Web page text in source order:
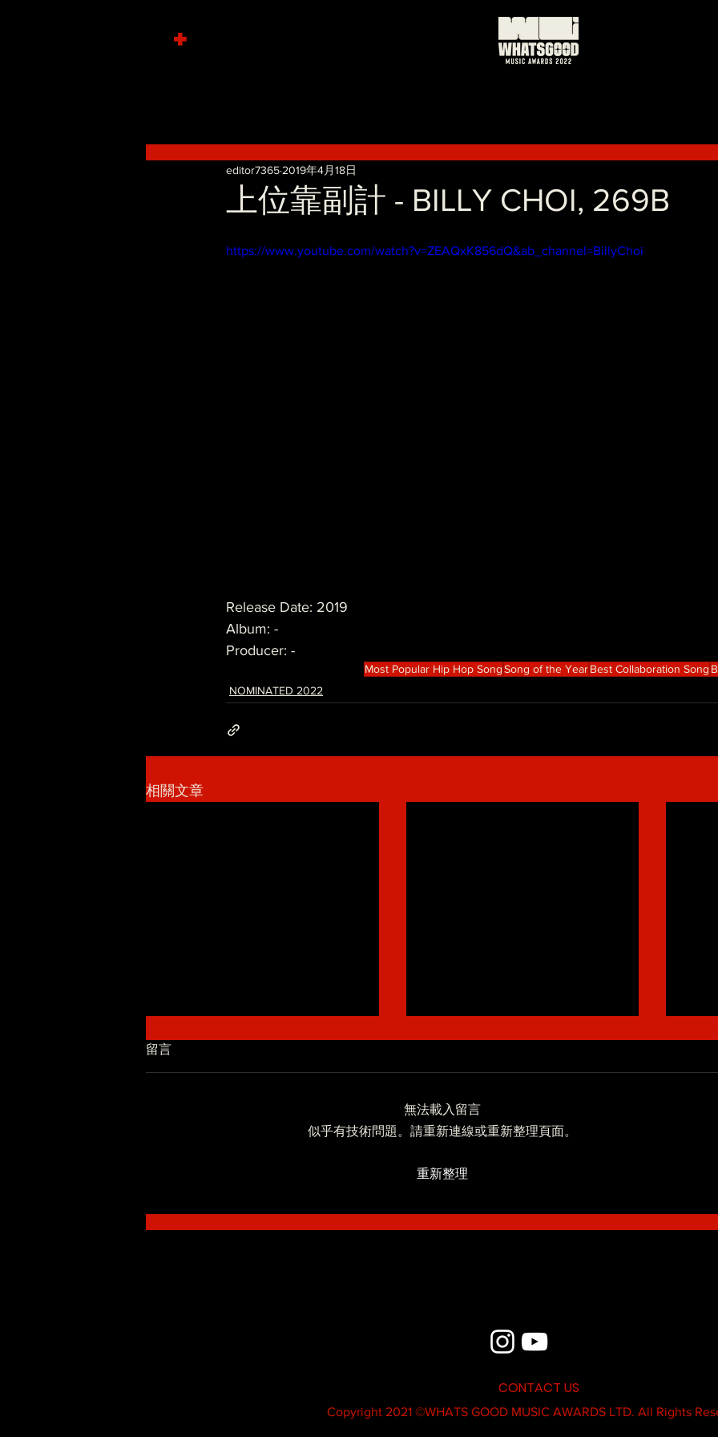
+
上位靠副計 - BILLY CHOI, 269B
editor7365 2019年4月18日
https://www.youtube.com/watch?v=ZEAQxK856dQ&ab_channel=BillyChoi
Release Date: 2019
Album: -
Producer: -
Most Popular Hip Hop SongSong of the YearBest Collaboration Song
NOMINATED 2022
相關文章
Blue - MildSauce
留言
無法載入留言
似乎有技術問題。請重新連線或重新整理頁面。
重新整理
CONTACT US
Copyright 2021 ©WHATS GOOD MUSIC AWARDS LTD. All Rights